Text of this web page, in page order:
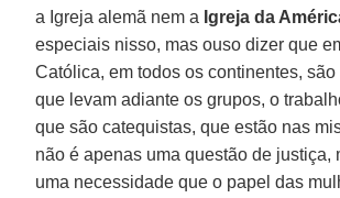
a Igreja alemã nem a Igreja da
especiais nisso, mas ouso dizer que
Católica, em todos os continentes, são
que levam adiante os grupos, o
que são catequistas, que estão nas
não é apenas uma questão de justiça,
uma necessidade que o papel das